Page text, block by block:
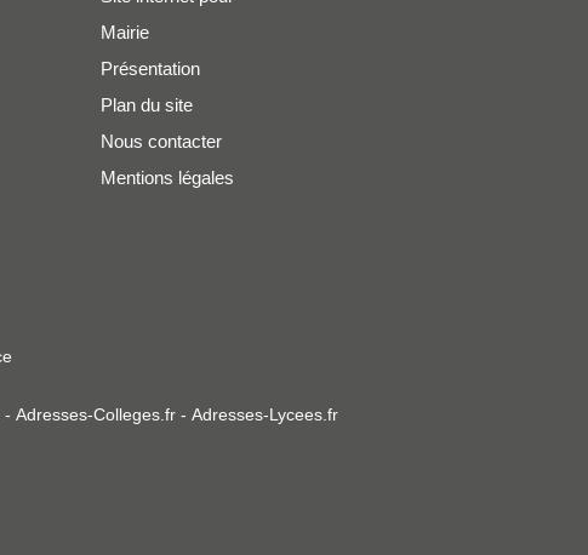
Mairie
Présentation
Plan du site
Nous contacter
Mentions légales
- Adresses-Colleges.fr- Adresses-Lycees.fr